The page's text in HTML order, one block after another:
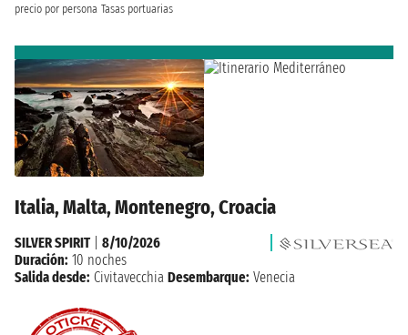
precio por persona Tasas portuarias
Italia, Malta, Montenegro, Croacia
SILVER SPIRIT| 8/10/2026
Duración: 10 noches
Salida desde: Civitavecchia Desembarque: Venecia